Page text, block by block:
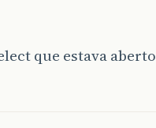
que estava aberto